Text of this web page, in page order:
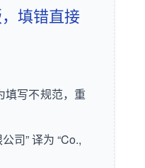
填错直接
填写不规范，重
司” 译为 “Co.,